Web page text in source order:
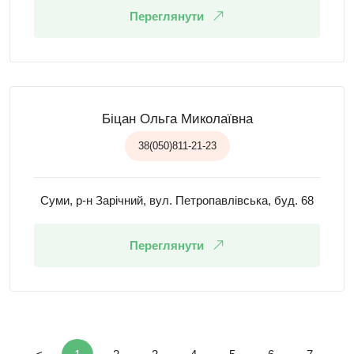
Переглянути
Біцан Ольга Миколаївна
38(050)811-21-23
Суми, р-н Зарічний, вул. Петропавлівська, буд. 68
Переглянути